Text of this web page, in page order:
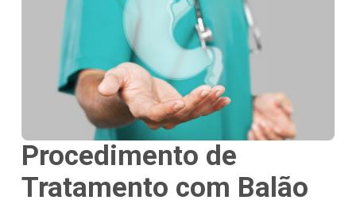
Procedimento de
Tratamento com Balão